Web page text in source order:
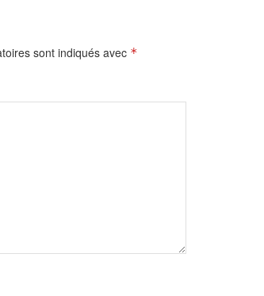
sont indiqués avec *